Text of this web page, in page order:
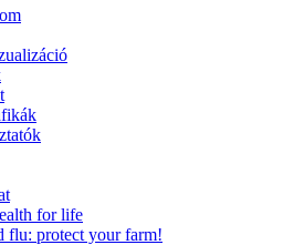
for life
flu: protect your farm!